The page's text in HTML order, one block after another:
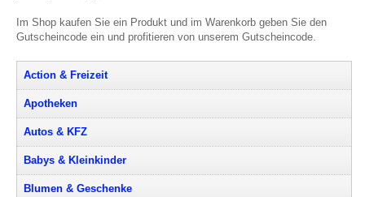
Im Shop kaufen Sie ein Produkt und im Warenkorb geben Sie den
Gutscheincode ein und profitieren von unserem Gutscheincode.
Action & Freizeit
Apotheken
Autos & KFZ
Babys & Kleinkinder
Blumen & Geschenke